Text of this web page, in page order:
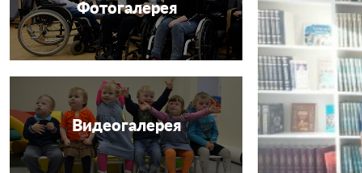
Фотогалерея
Видеогалерея